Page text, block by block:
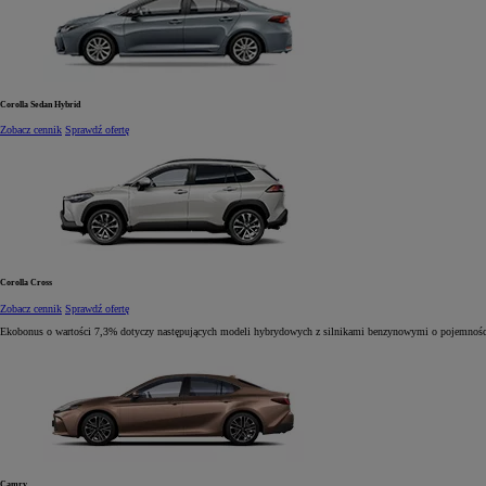
Corolla Sedan Hybrid
Zobacz cennik Sprawdź ofertę
Corolla Cross
Zobacz cennik Sprawdź ofertę
Ekobonus o wartości 7,3% dotyczy następujących modeli hybrydowych z silnikami benzynowymi o